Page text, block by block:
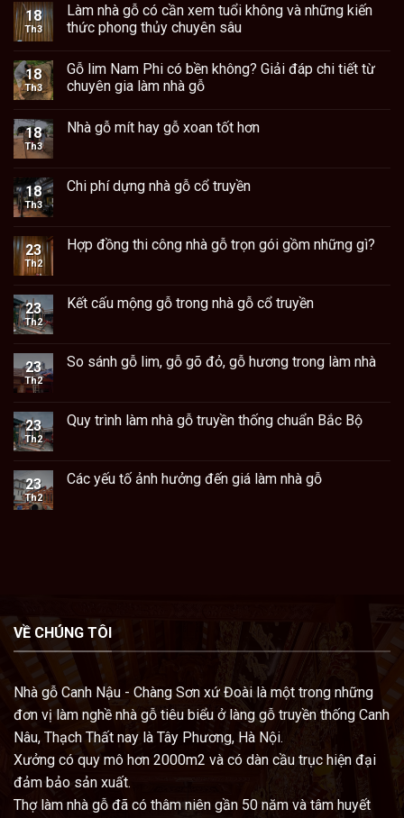
18
Th3
Làm nhà gỗ có cần xem tuổi không và những kiến
thức phong thủy chuyên sâu
18
Th3
Gỗ lim Nam Phi có bền không? Giải đáp chi tiết từ
chuyên gia làm nhà gỗ
18
Th3
Nhà gỗ mít hay gỗ xoan tốt hơn
18
Th3
Chi phí dựng nhà gỗ cổ truyền
23
Th2
Hợp đồng thi công nhà gỗ trọn gói gồm những gì?
23
Th2
Kết cấu mộng gỗ trong nhà gỗ cổ truyền
23
Th2
So sánh gỗ lim, gỗ gõ đỏ, gỗ hương trong làm nhà
23
Th2
Quy trình làm nhà gỗ truyền thống chuẩn Bắc Bộ
23
Th2
Các yếu tố ảnh hưởng đến giá làm nhà gỗ
VỀ CHÚNG TÔI
Nhà gỗ Canh Nậu - Chàng Sơn xứ Đoài là một trong những
đơn vị làm nghề nhà gỗ tiêu biểu ở làng gỗ truyền thống Canh
Nâu, Thạch Thất nay là Tây Phương, Hà Nội.
Xưởng có quy mô hơn 2000m2 và có dàn cầu trục hiện đại
đảm bảo sản xuất.
Thợ làm nhà gỗ đã có thâm niên gần 50 năm và tâm huyết